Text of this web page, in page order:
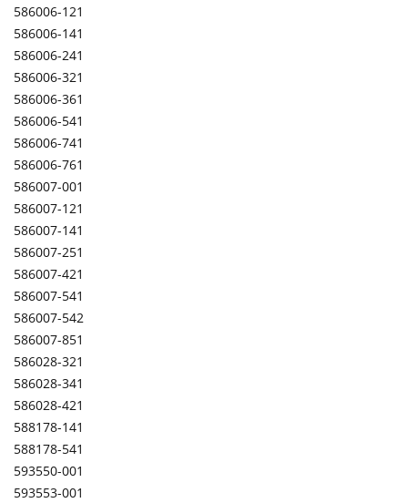
586006-121
586006-141
586006-241
586006-321
586006-361
586006-541
586006-741
586006-761
586007-001
586007-121
586007-141
586007-251
586007-421
586007-541
586007-542
586007-851
586028-321
586028-341
586028-421
588178-141
588178-541
593550-001
593553-001